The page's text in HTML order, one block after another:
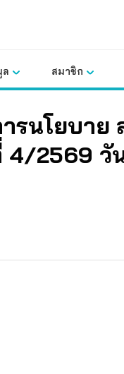
ล สมาชิก
รนโยบาย
4/2569 วั